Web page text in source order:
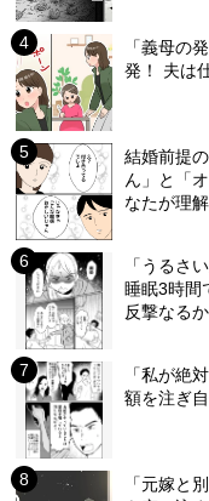
「義母の
発！ 夫は
結婚前提
ん」と「
なたが理
「うるさ
睡眠3時間
反撃なる
「私が絶
額を注ぎ
「元嫁と